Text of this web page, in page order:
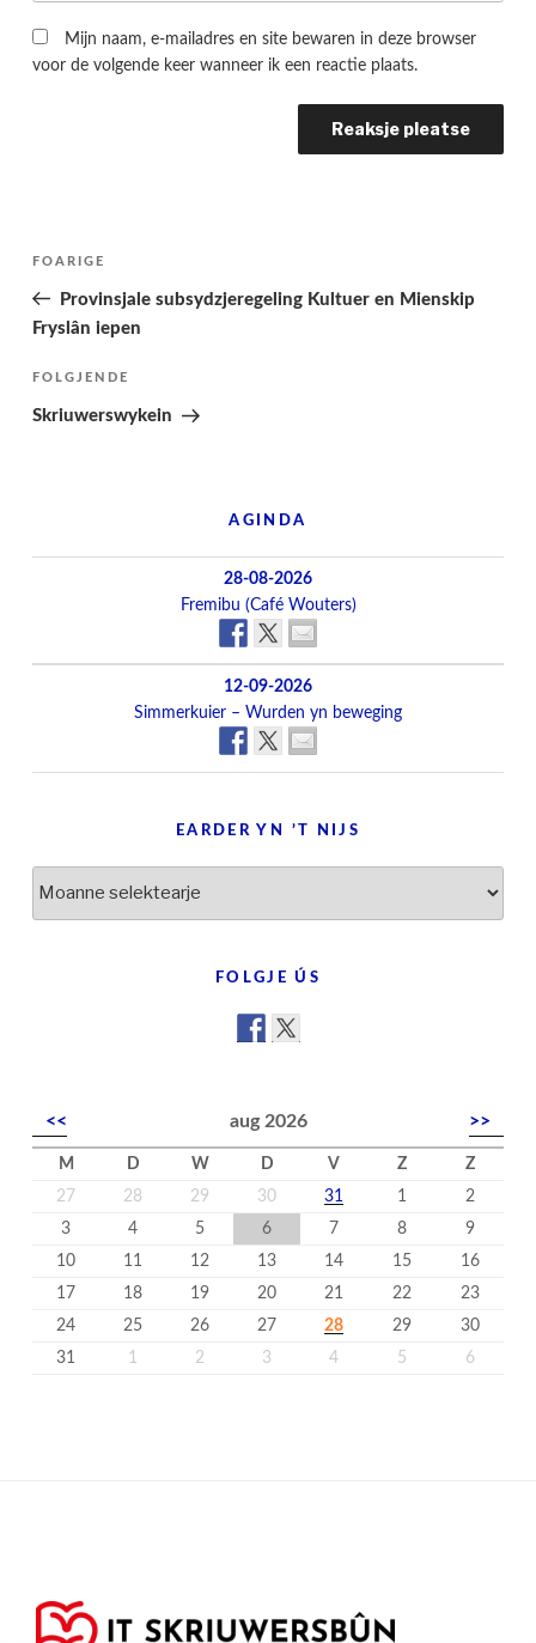
Mijn naam, e-mailadres en site bewaren in deze browser
voor de volgende keer wanneer ik een reactie plaats.
Berichtnavigatie
Folgjende
pagina
FOARIGE
Provinsjale subsydzjeregeling Kultuer en Mienskip
Fryslân iepen
Folgjend
berjocht
FOLGJENDE
Skriuwerswykein
AGINDA
28-08-2026
Fremibu (Café Wouters)
12-09-2026
Simmerkuier – Wurden yn beweging
EARDER YN ’T NIJS
yn
FOLGJE ÚS
<< aug 2026 >>
M D W D V Z
Z
27
28 29 30 31 1
2
3
4 5 6 7 8
9
10
11 12 13 14 15
16
17
18 19 20 21 22
23
24
25 26 27 28 29
30
31
1 2 3 4 5 6